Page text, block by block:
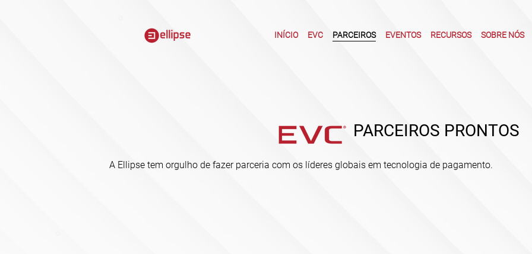
INÍCIO EVC PARCEIROS EVENTOS RECURSOS SOBRE NÓS
PARCEIROS PRONTOS
A Ellipse tem orgulho de fazer parceria com os líderes globais em tecnologia de pagamento.